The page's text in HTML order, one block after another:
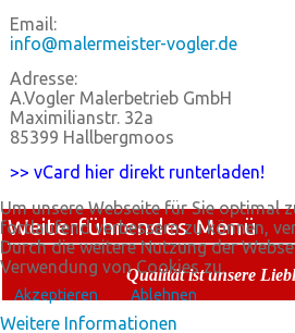
Email:
info@malermeister-vogler.de
Adresse:
A.Vogler Malerbetrieb GmbH
Maximilianstr. 32a
85399 Hallbergmoos
>> vCard hier direkt runterladen!
Weiterführendes Menü
Qualität ist unsere
Um unsere Webseite für Sie optimal
fortlaufend verbessern zu können,
Durch die weitere Nutzung der
Verwendung von Cookies zu.
Akzeptieren Ablehnen
Weitere Informationen